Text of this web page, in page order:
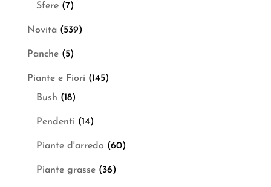
Sfere (7)
Novità (539)
Panche (5)
Piante e Fiori (145)
Bush (18)
Pendenti (14)
Piante d'arredo (60)
Piante grasse (36)